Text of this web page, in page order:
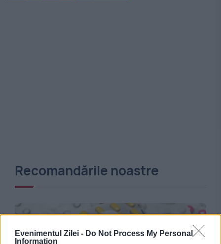
Evenimentul Zilei - Do Not Process My Personal
Information
Recomandările noastre